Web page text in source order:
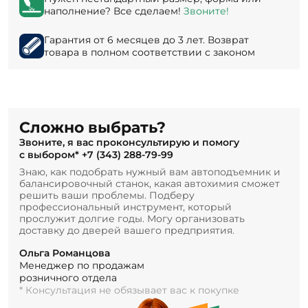
наполнение? Все сделаем! Звоните!
Гарантия от 6 месяцев до 3 лет. Возврат
товара в полном соответствии с законом
Сложно выбрать?
Звоните, я вас проконсультирую и помогу
с выбором* +7 (343) 288-79-99
Знаю, как подобрать нужный вам автоподъемник и
балансировочный станок, какая автохимия сможет
решить ваши проблемы. Подберу
профессиональный инструмент, который
прослужит долгие годы. Могу организовать
доставку до дверей вашего предприятия.
Ольга Романцова
Менеджер по продажам
розничного отдела
* Консультация не обязывает вас к покупке